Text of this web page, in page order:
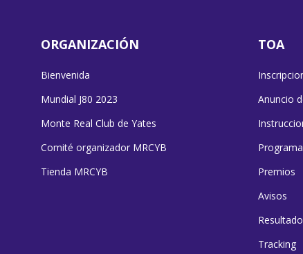
ORGANIZACIÓN
Bienvenida
Mundial J80 2023
Monte Real Club de Yates
Comité organizador MRCYB
Tienda MRCYB
TOA
Anuncio
Programa
Premios
Avisos
Tracking